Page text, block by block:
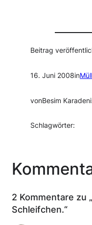
Beitrag
16. Juni 2008in
vonBesim
Schlagwörter:
2 Kommentare zu
Schleifchen.“